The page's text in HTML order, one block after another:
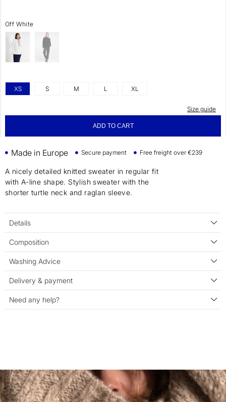
Off White
XS S M L XL
Size guide
ADD TO CART
Made in Europe Secure payment Free freight over €239
A nicely detailed knitted sweater in regular fit
with A-line shape. Stylish sweater with the
shorter turtle neck and raglan sleeve.
Details
Composition
Washing Advice
Delivery & payment
Need any help?